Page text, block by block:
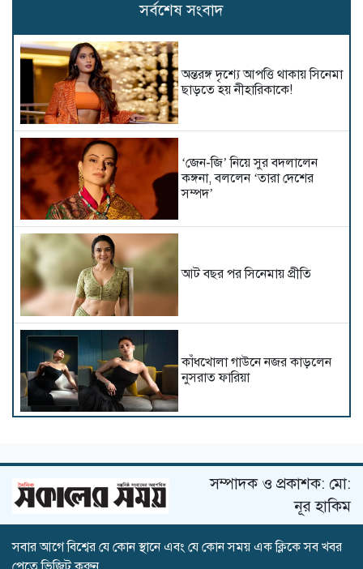
সর্বশেষ সংবাদ
অন্তরঙ্গ দৃশ্যে আপত্তি থাকায় সিনেমা
ছাড়তে হয় নীহারিকাকে!
‘জেন-জি’ নিয়ে সুর বদলালেন
কঙ্গনা, বললেন ‘তারা দেশের
সম্পদ’
আট বছর পর সিনেমায় প্রীতি
কাঁধখোলা গাউনে নজর কাড়লেন
নুসরাত ফারিয়া
ব্যক্তিগত অভিমান নাকি জীবনের
উপলব্ধিসম্পাদক ও প্রকাশক: মো:
নূর হাকিম
সবার আগে বিশ্বের যে কোন স্থানে এবং যে কোন সময় এক ক্লিকে সব খবর